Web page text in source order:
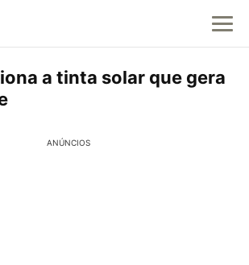
a tinta solar que gera
ANÚNCIOS